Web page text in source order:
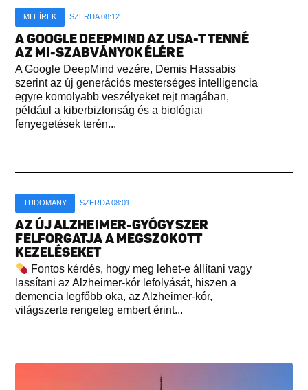
MI HÍREK SZERDA 08:12
A GOOGLE DEEPMIND AZ USA-T TENNÉ
AZ MI-SZABVÁNYOK ÉLÉRE
A Google DeepMind vezére, Demis Hassabis
szerint az új generációs mesterséges intelligencia
egyre komolyabb veszélyeket rejt magában,
például a kiberbiztonság és a biológiai
fenyegetések terén...
TUDOMÁNY SZERDA 08:01
AZ ÚJ ALZHEIMER-GYÓGYSZER
FELFORGATJA A MEGSZOKOTT
KEZELÉSEKET
Fontos kérdés, hogy meg lehet-e állítani vagy
lassítani az Alzheimer-kór lefolyását, hiszen a
demencia legfőbb oka, az Alzheimer-kór,
világszerte rengeteg embert érint...